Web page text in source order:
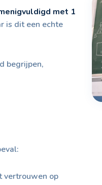
met 1
is dit een echte
begrijpen,
vertrouwen op